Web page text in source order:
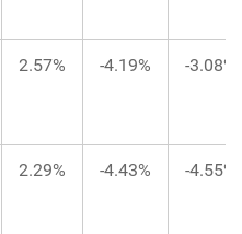
2.57% -4.19% -3.08%
2.29% -4.43% -4.55%